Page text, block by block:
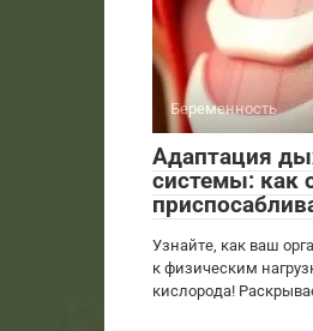
Беременность
Адаптация
системы: как
Узнайте, как ваш
к физическим
кислорода!